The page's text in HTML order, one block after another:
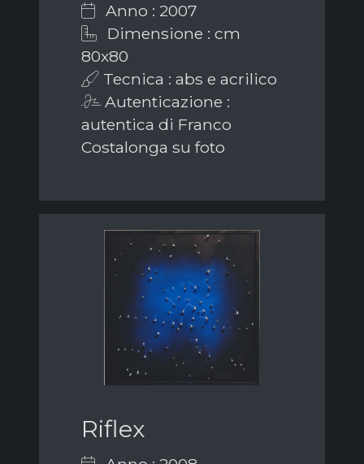
Anno : 2007
Dimensione : cm
80x80
Tecnica : abs e acrilico
Autenticazione :
autentica di Franco
Costalonga su foto
Riflex